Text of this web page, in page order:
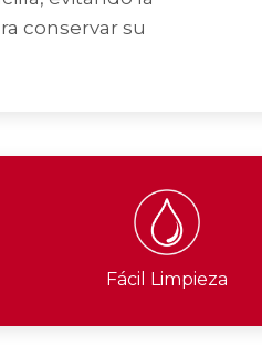
conservar su
Fácil Limpieza